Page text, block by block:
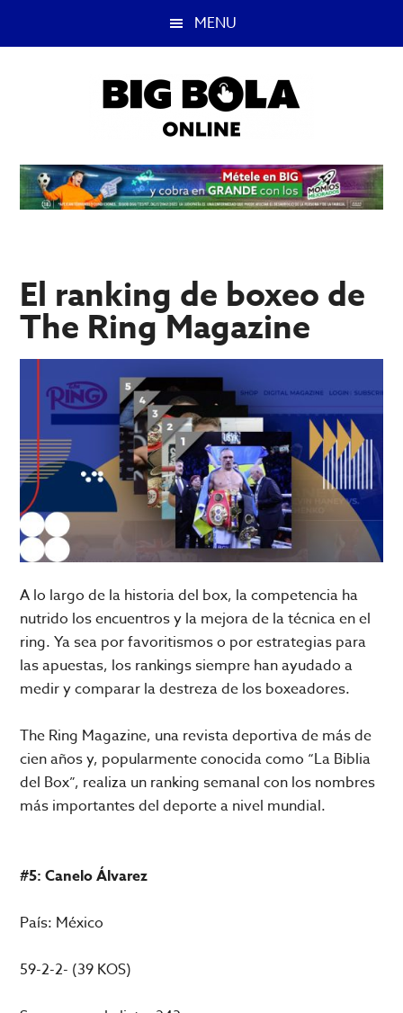
MENU
Big
Bola
mejor
del
apuestas
deportivas.
El ranking de boxeo de
The Ring Magazine
A lo largo de la historia del box, la competencia ha
nutrido los encuentros y la mejora de la técnica en el
ring. Ya sea por favoritismos o por estrategias para
las apuestas, los rankings siempre han ayudado a
medir y comparar la destreza de los boxeadores.
The Ring Magazine, una revista deportiva de más de
cien años y, popularmente conocida como “La Biblia
del Box”, realiza un ranking semanal con los nombres
más importantes del deporte a nivel mundial.
#5: Canelo Álvarez
País: México
59-2-2- (39 KOS)